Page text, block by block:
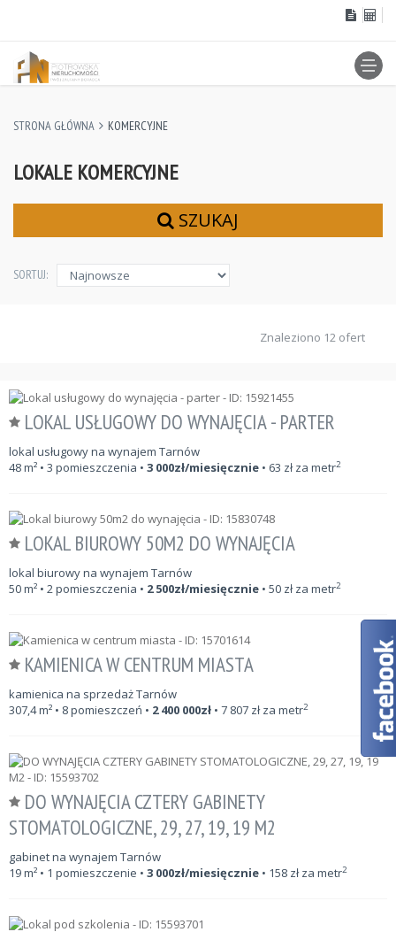
STRONA GŁÓWNA KOMERCYJNE
LOKALE KOMERCYJNE
SZUKAJ
SORTUJ:
Znaleziono 12 ofert
LOKAL USŁUGOWY DO WYNAJĘCIA - PARTER
lokal usługowy na wynajem Tarnów
48m² • 3 pomieszczenia • 3 000zł/miesięcznie • 63 zł za metr2
LOKAL BIUROWY 50M2 DO WYNAJĘCIA
lokal biurowy na wynajem Tarnów
50m² • 2 pomieszczenia • 2 500zł/miesięcznie • 50 zł za metr2
KAMIENICA W CENTRUM MIASTA
kamienica na sprzedaż Tarnów
307,4m² • 8 pomieszczeń • 2 400 000zł • 7 807 zł za metr2
DO WYNAJĘCIA CZTERY GABINETY
STOMATOLOGICZNE, 29, 27, 19, 19 M2
gabinet na wynajem Tarnów
19m² • 1 pomieszczenie • 3 000zł/miesięcznie • 158 zł za metr2